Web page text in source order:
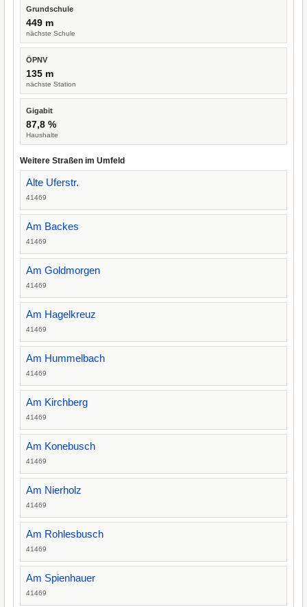
Grundschule
449 m
nächste Schule
ÖPNV
135 m
nächste Station
Gigabit
87,8 %
Haushalte
Weitere Straßen im Umfeld
Alte Uferstr.
41469
Am Backes
41469
Am Goldmorgen
41469
Am Hagelkreuz
41469
Am Hummelbach
41469
Am Kirchberg
41469
Am Konebusch
41469
Am Nierholz
41469
Am Rohlesbusch
41469
Am Spienhauer
41469